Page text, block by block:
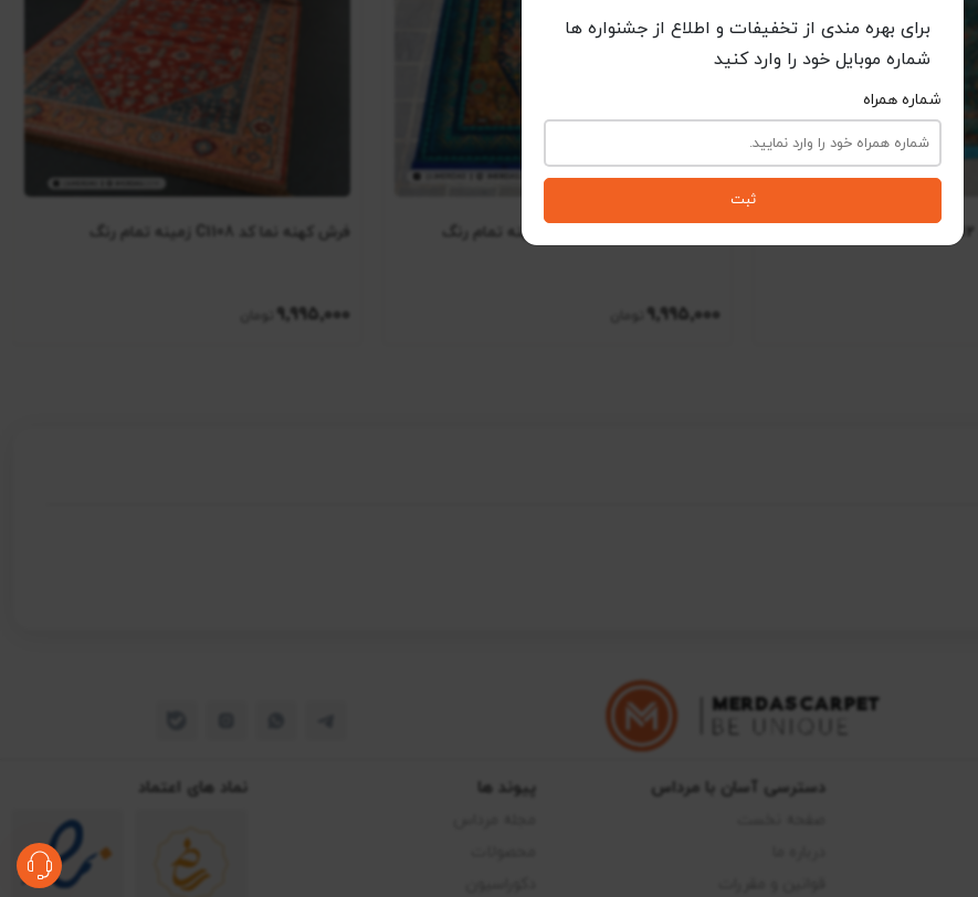
9٬995٬000
فرش کهنه نما کد C1108 زمینه تمام رنگ
9٬995٬000
برای بهره مندی از تخفیفات و اطلاع از جشنواره ها
شماره موبایل خود را وارد کنید
شماره همراه
ثبت
دسترسی آسان با مرداس پیوند ها نماد های اعتماد